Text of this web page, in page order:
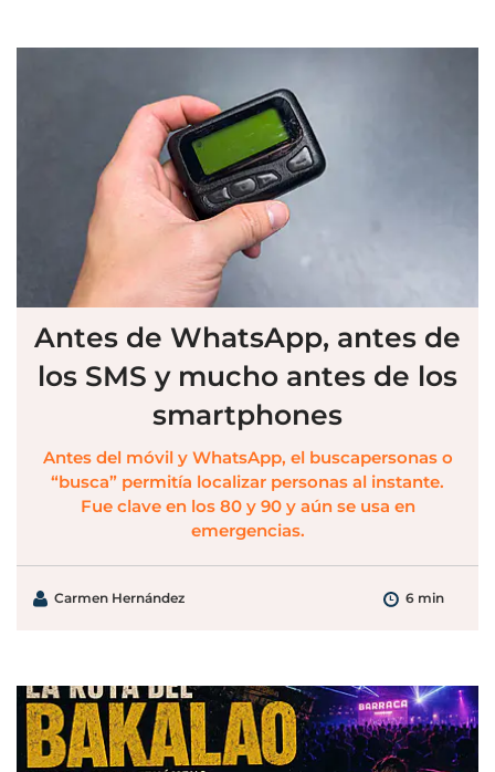
Antes de WhatsApp, antes de
los SMS y mucho antes de los
smartphones
Antes del móvil y WhatsApp, el buscapersonas o
“busca” permitía localizar personas al instante.
Fue clave en los 80 y 90 y aún se usa en
emergencias.
Carmen Hernández 6 min